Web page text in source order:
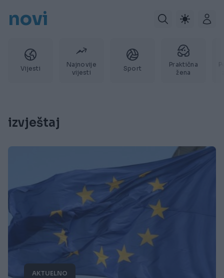
novi
Vijesti
Najnovije
vijesti
Sport
Praktična
žena
izvještaj
AKTUELNO